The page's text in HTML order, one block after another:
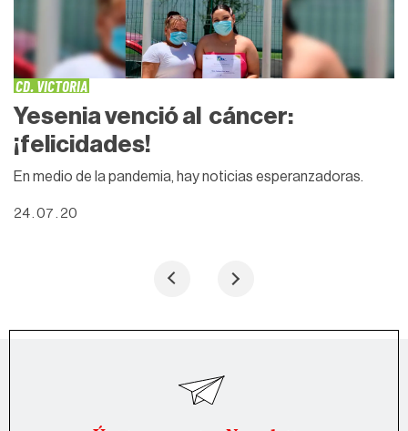
CD. VICTORIA
Yesenia venció al cáncer:
¡felicidades!
En medio de la pandemia, hay noticias esperanzadoras.
24 . 07 . 20